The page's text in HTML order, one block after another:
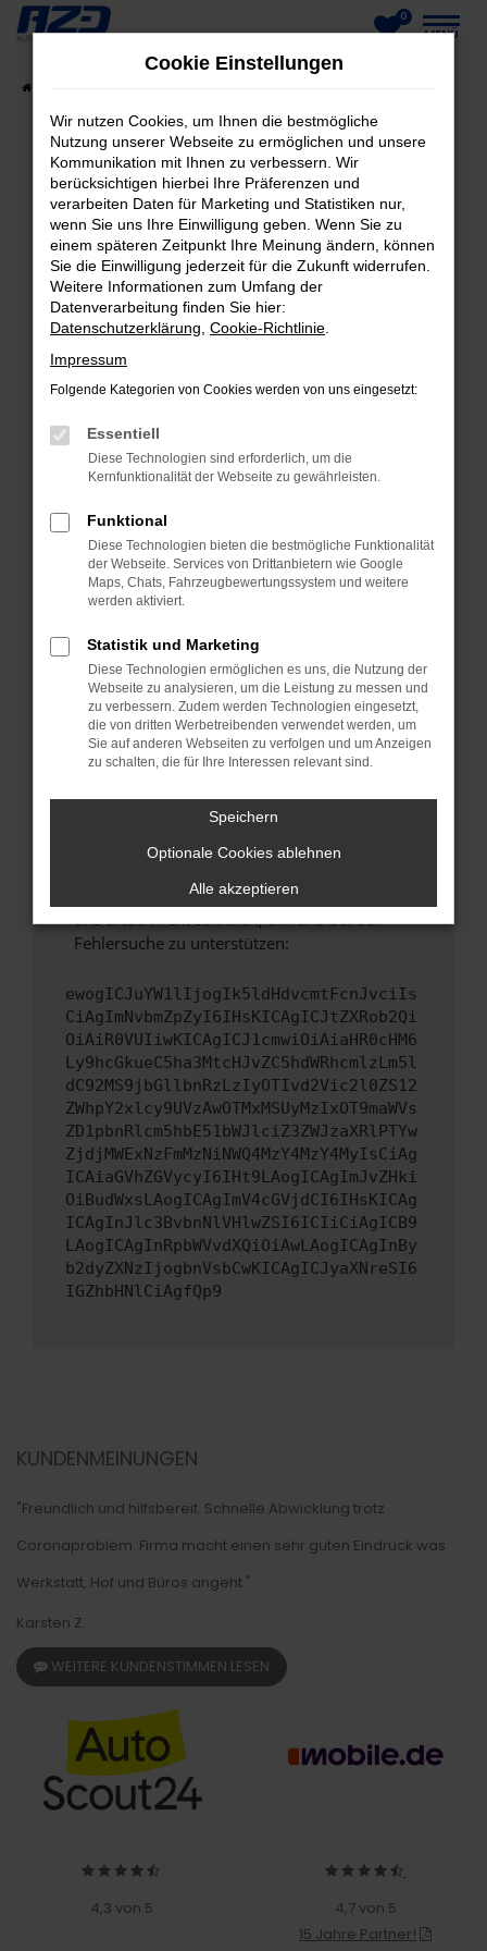
Zum
springen
0
MENÜ
FEHLER: NETWORK ERROR
Beim Laden ist ein Fehler aufgetreten.
Hier sind ein paar Tipps, die dir helfen können:
Überprüfe deine Firewall und deine
Internetverbindung.
Laden andere Webseiten, zum Beispiel deine
Suchmaschine?
Manche Erweiterungen, wie Werbeblocker,
können das Laden bestimmter Seiten
verhindern. Funktioniert die Seite in einem
anderen Browser oder in einem privaten
Fenster?
Starte dein Gerät neu.
Das kann manchmal helfen, vorübergehende
Stelle sicher, dass dein Browser und dein
Betriebssystem auf dem neuesten Stand
sind.
Veraltete Software birgt nicht nur ein
Sicherheitsrisiko, sondern kann auch dazu
führen, dass bestimmte Funktionen nicht mehr
Wende dich an den Webseitenbetreiber.
Wenn du alle oben genannten Schritte versucht
versuchen, das Problem zu beheben. Du kannst
uns diesen Text schicken, um uns bei der
Fehlersuche zu unterstützen:
ewogICJuYW1lIjogIk5ldHdvcmtFcnJvciIs
CiAgImNvbmZpZyI6IHsKICAgICJtZXRob2Qi
OiAiR0VUIiwKICAgICJ1cmwiOiAiaHR0cHM6
Ly9hcGkueC5ha3MtcHJvZC5hdWRhcmlzLm5l
dC92MS9jbGllbnRzLzIyOTIvd2Vic2l0ZS12
ZWhpY2xlcy9UVzAwOTMxMSUyMzIxOT9maWVs
ZD1pbnRlcm5hbE51bWJlciZ3ZWJzaXRlPTYw
ZjdjMWExNzFmMzNiNWQ4MzY4MzY4MyIsCiAg
ICAiaGVhZGVycyI6IHt9LAogICAgImJvZHki
OiBudWxsLAogICAgImV4cGVjdCI6IHsKICAg
ICAgInJlc3BvbnNlVHlwZSI6ICIiCiAgICB9
LAogICAgInRpbWVvdXQiOiAwLAogICAgInBy
b2dyZXNzIjogbnVsbCwKICAgICJyaXNreSI6
IGZhbHNlCiAgfQp9
KUNDENMEINUNGEN
"Freundlich und hilfsbereit. Schnelle Abwicklung trotz
Coronaproblem. Firma macht einen sehr guten Eindruck was
Werkstatt, Hof und Büros angeht."
Karsten Z.
WEITERE KUNDENSTIMMEN LESEN
4,3 von 5
4,7 von 5
15 Jahre Partner!
Cookie Einstellungen
Wir nutzen Cookies, um Ihnen die bestmögliche
Nutzung unserer Webseite zu ermöglichen und unsere
Kommunikation mit Ihnen zu verbessern. Wir
berücksichtigen hierbei Ihre Präferenzen und
verarbeiten Daten für Marketing und Statistiken nur,
wenn Sie uns Ihre Einwilligung geben. Wenn Sie zu
einem späteren Zeitpunkt Ihre Meinung ändern, können
Sie die Einwilligung jederzeit für die Zukunft widerrufen.
Weitere Informationen zum Umfang der
Datenverarbeitung finden Sie hier:
Datenschutzerklärung Cookie-Richtlinie
Impressum
Folgende Kategorien von Cookies werden von uns eingesetzt:
Essentiell
Diese Technologien sind erforderlich, um die
Kernfunktionalität der Webseite zu gewährleisten.
Funktional
Diese Technologien bieten die bestmögliche Funktionalität
der Webseite. Services von Drittanbietern wie Google
Maps, Chats, Fahrzeugbewertungssystem und weitere
werden aktiviert.
Statistik und Marketing
Diese Technologien ermöglichen es uns, die Nutzung der
Webseite zu analysieren, um die Leistung zu messen und
zu verbessern. Zudem werden Technologien eingesetzt,
die von dritten Werbetreibenden verwendet werden, um
Sie auf anderen Webseiten zu verfolgen und um Anzeigen
zu schalten, die für Ihre Interessen relevant sind.
Speichern
Optionale Cookies ablehnen
Alle akzeptieren